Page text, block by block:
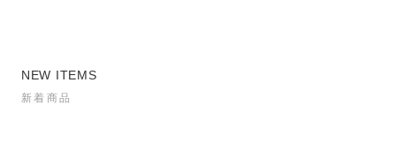
NEW ITEMS
新着商品